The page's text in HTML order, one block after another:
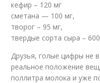
кефир – 120 мг
сметана — 100 мг,
творог – 95 мг,
твердые сорта сыра –
Друзья, голые цифры не
реальное положение
поллитра молока и уже